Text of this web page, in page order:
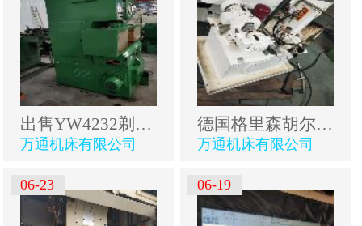
出售YW4232剃齿机
万通机床有限公司
德国格里森胡尔特数控五轴剃齿机
万通机床有限公司
06-23 06-19